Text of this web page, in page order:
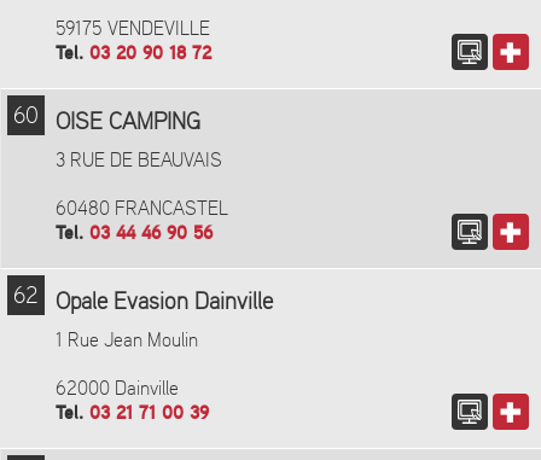
59175 VENDEVILLE
Tel. 03 20 90 18 72
60 OISE CAMPING
3 RUE DE BEAUVAIS
60480 FRANCASTEL
Tel. 03 44 46 90 56
62 Opale Evasion Dainville
1 Rue Jean Moulin
62000 Dainville
Tel. 03 21 71 00 39